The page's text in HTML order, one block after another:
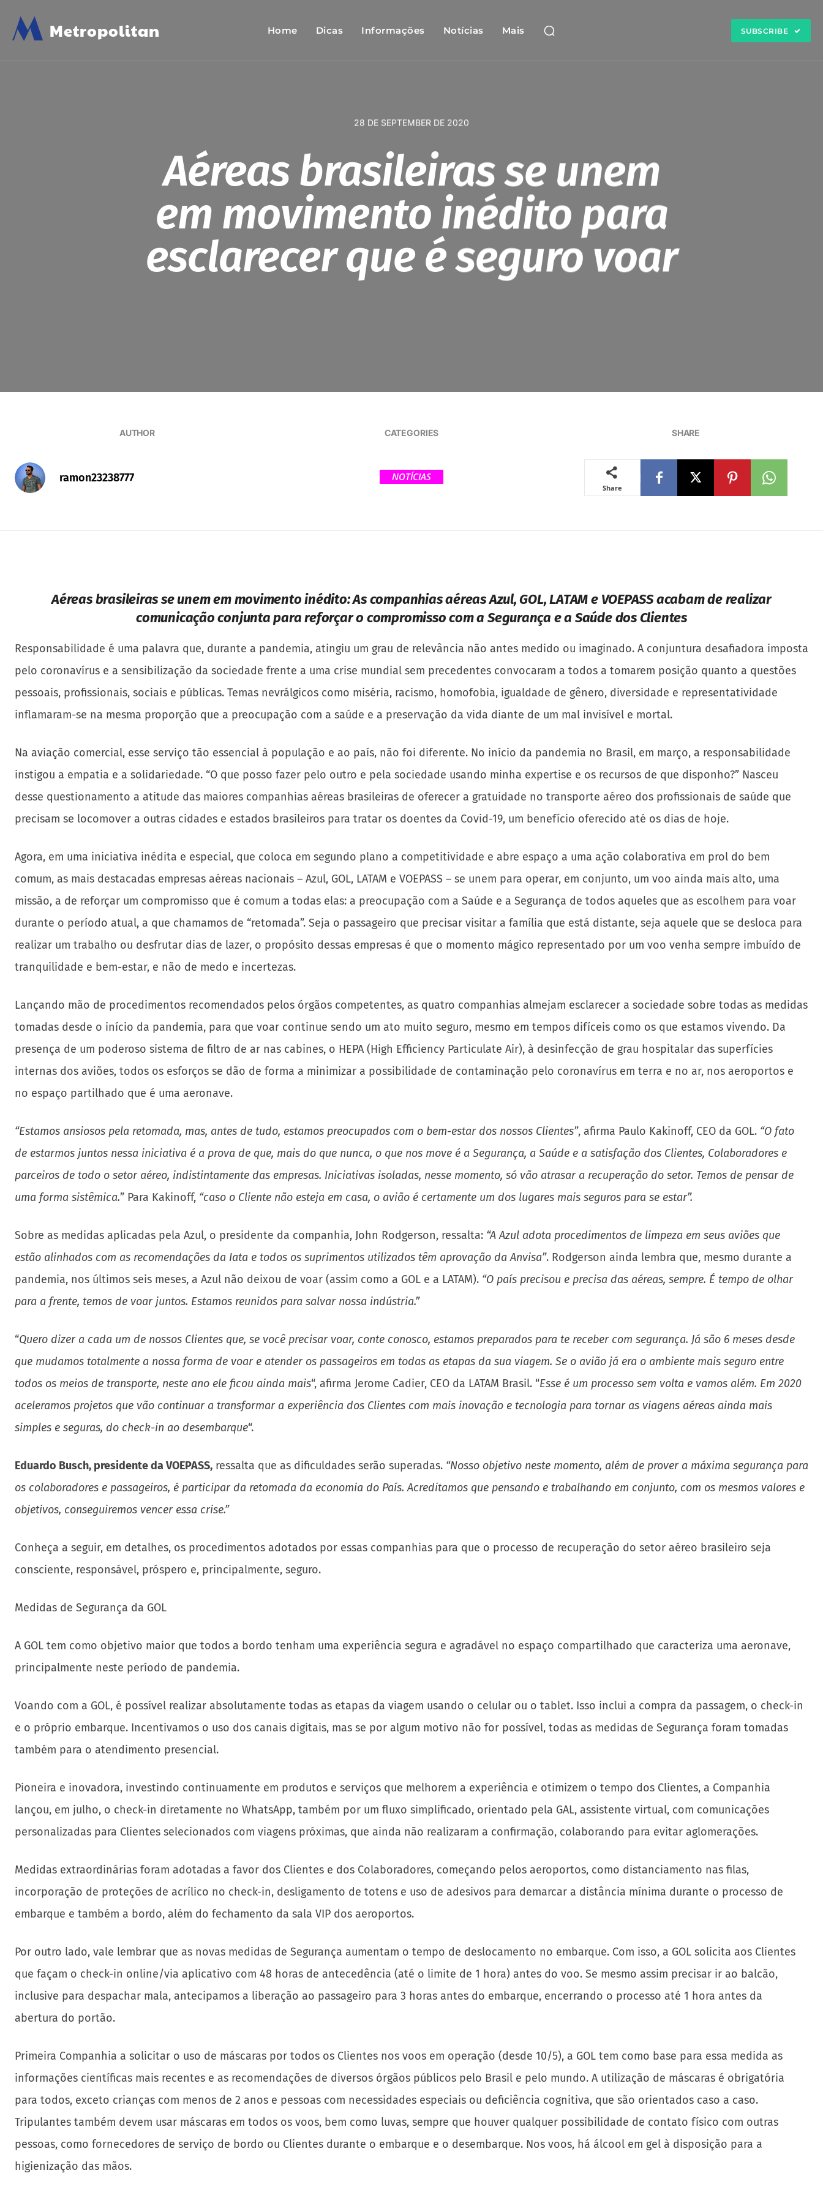
M Metropolitan Home Dicas Informações Notícias Mais SUBSCRIBE
28 DE SEPTEMBER DE 2020
Aéreas brasileiras se unem
em movimento inédito para
esclarecer que é seguro voar
AUTHOR
ramon23238777
CATEGORIES
NOTÍCIAS
SHARE
Share
Aéreas brasileiras se unem em movimento inédito:As companhias aéreas Azul, GOL, LATAM e VOEPASS acabam de realizar
comunicação conjunta para reforçar o compromisso com a Segurança e a Saúde dos Clientes
Responsabilidade é uma palavra que, durante a pandemia, atingiu um grau de relevância não antes medido ou imaginado. A conjuntura desafiadora imposta
pelo coronavírus e a sensibilização da sociedade frente a uma crise mundial sem precedentes convocaram a todos a tomarem posição quanto a questões
pessoais, profissionais, sociais e públicas. Temas nevrálgicos como miséria, racismo, homofobia, igualdade de gênero, diversidade e representatividade
inflamaram-se na mesma proporção que a preocupação com a saúde e a preservação da vida diante de um mal invisível e mortal.
Na aviação comercial, esse serviço tão essencial à população e ao país, não foi diferente. No início da pandemia no Brasil, em março, a responsabilidade
instigou a empatia e a solidariedade. “O que posso fazer pelo outro e pela sociedade usando minha expertise e os recursos de que disponho?” Nasceu
desse questionamento a atitude das maiores companhias aéreas brasileiras de oferecer a gratuidade no transporte aéreo dos profissionais de saúde que
precisam se locomover a outras cidades e estados brasileiros para tratar os doentes da Covid-19, um benefício oferecido até os dias de hoje.
Agora, em uma iniciativa inédita e especial, que coloca em segundo plano a competitividade e abre espaço a uma ação colaborativa em prol do bem
comum, as mais destacadas empresas aéreas nacionais – Azul, GOL, LATAM e VOEPASS – se unem para operar, em conjunto, um voo ainda mais alto, uma
missão, a de reforçar um compromisso que é comum a todas elas: a preocupação com a Saúde e a Segurança de todos aqueles que as escolhem para voar
durante o período atual, a que chamamos de “retomada”. Seja o passageiro que precisar visitar a família que está distante, seja aquele que se desloca para
realizar um trabalho ou desfrutar dias de lazer, o propósito dessas empresas é que o momento mágico representado por um voo venha sempre imbuído de
tranquilidade e bem-estar, e não de medo e incertezas.
Lançando mão de procedimentos recomendados pelos órgãos competentes, as quatro companhias almejam esclarecer a sociedade sobre todas as medidas
tomadas desde o início da pandemia, para que voar continue sendo um ato muito seguro, mesmo em tempos difíceis como os que estamos vivendo. Da
presença de um poderoso sistema de filtro de ar nas cabines, o HEPA (High Efficiency Particulate Air), à desinfecção de grau hospitalar das superfícies
internas dos aviões, todos os esforços se dão de forma a minimizar a possibilidade de contaminação pelo coronavírus em terra e no ar, nos aeroportos e
no espaço partilhado que é uma aeronave.
“Estamos ansiosos pela retomada, mas, antes de tudo, estamos preocupados com o bem-estar dos nossos Clientes”, afirma Paulo Kakinoff, CEO da GOL. “O fato
de estarmos juntos nessa iniciativa é a prova de que, mais do que nunca, o que nos move é a Segurança, a Saúde e a satisfação dos Clientes, Colaboradores e
parceiros de todo o setor aéreo, indistintamente das empresas. Iniciativas isoladas, nesse momento, só vão atrasar a recuperação do setor. Temos de pensar de
uma forma sistêmica.” Para Kakinoff, “caso o Cliente não esteja em casa, o avião é certamente um dos lugares mais seguros para se estar”.
Sobre as medidas aplicadas pela Azul, o presidente da companhia, John Rodgerson, ressalta: “A Azul adota procedimentos de limpeza em seus aviões que
estão alinhados com as recomendações da Iata e todos os suprimentos utilizados têm aprovação da Anvisa”. Rodgerson ainda lembra que, mesmo durante a
pandemia, nos últimos seis meses, a Azul não deixou de voar (assim como a GOL e a LATAM). “O país precisou e precisa das aéreas, sempre. É tempo de olhar
para a frente, temos de voar juntos. Estamos reunidos para salvar nossa indústria.”
“Quero dizer a cada um de nossos Clientes que, se você precisar voar, conte conosco, estamos preparados para te receber com segurança. Já são 6 meses desde
que mudamos totalmente a nossa forma de voar e atender os passageiros em todas as etapas da sua viagem. Se o avião já era o ambiente mais seguro entre
todos os meios de transporte, neste ano ele ficou ainda mais“, afirma Jerome Cadier, CEO da LATAM Brasil. “Esse é um processo sem volta e vamos além. Em 2020
aceleramos projetos que vão continuar a transformar a experiência dos Clientes com mais inovação e tecnologia para tornar as viagens aéreas ainda mais
simples e seguras, do check-in ao desembarque“.
Eduardo Busch, presidente da VOEPASS, ressalta que as dificuldades serão superadas. “Nosso objetivo neste momento, além de prover a máxima segurança para
os colaboradores e passageiros, é participar da retomada da economia do País. Acreditamos que pensando e trabalhando em conjunto, com os mesmos valores e
objetivos, conseguiremos vencer essa crise.”
Conheça a seguir, em detalhes, os procedimentos adotados por essas companhias para que o processo de recuperação do setor aéreo brasileiro seja
consciente, responsável, próspero e, principalmente, seguro.
Medidas de Segurança da GOL
A GOL tem como objetivo maior que todos a bordo tenham uma experiência segura e agradável no espaço compartilhado que caracteriza uma aeronave,
principalmente neste período de pandemia.
Voando com a GOL, é possível realizar absolutamente todas as etapas da viagem usando o celular ou o tablet. Isso inclui a compra da passagem, o check-in
e o próprio embarque. Incentivamos o uso dos canais digitais, mas se por algum motivo não for possível, todas as medidas de Segurança foram tomadas
também para o atendimento presencial.
Pioneira e inovadora, investindo continuamente em produtos e serviços que melhorem a experiência e otimizem o tempo dos Clientes, a Companhia
lançou, em julho, o check-in diretamente no WhatsApp, também por um fluxo simplificado, orientado pela GAL, assistente virtual, com comunicações
personalizadas para Clientes selecionados com viagens próximas, que ainda não realizaram a confirmação, colaborando para evitar aglomerações.
Medidas extraordinárias foram adotadas a favor dos Clientes e dos Colaboradores, começando pelos aeroportos, como distanciamento nas filas,
incorporação de proteções de acrílico no check-in, desligamento de totens e uso de adesivos para demarcar a distância mínima durante o processo de
embarque e também a bordo, além do fechamento da sala VIP dos aeroportos.
Por outro lado, vale lembrar que as novas medidas de Segurança aumentam o tempo de deslocamento no embarque. Com isso, a GOL solicita aos Clientes
que façam o check-in online/via aplicativo com 48 horas de antecedência (até o limite de 1 hora) antes do voo. Se mesmo assim precisar ir ao balcão,
inclusive para despachar mala, antecipamos a liberação ao passageiro para 3 horas antes do embarque, encerrando o processo até 1 hora antes da
abertura do portão.
Primeira Companhia a solicitar o uso de máscaras por todos os Clientes nos voos em operação (desde 10/5), a GOL tem como base para essa medida as
informações científicas mais recentes e as recomendações de diversos órgãos públicos pelo Brasil e pelo mundo. A utilização de máscaras é obrigatória
para todos, exceto crianças com menos de 2 anos e pessoas com necessidades especiais ou deficiência cognitiva, que são orientados caso a caso.
Tripulantes também devem usar máscaras em todos os voos, bem como luvas, sempre que houver qualquer possibilidade de contato físico com outras
pessoas, como fornecedores de serviço de bordo ou Clientes durante o embarque e o desembarque. Nos voos, há álcool em gel à disposição para a
higienização das mãos.